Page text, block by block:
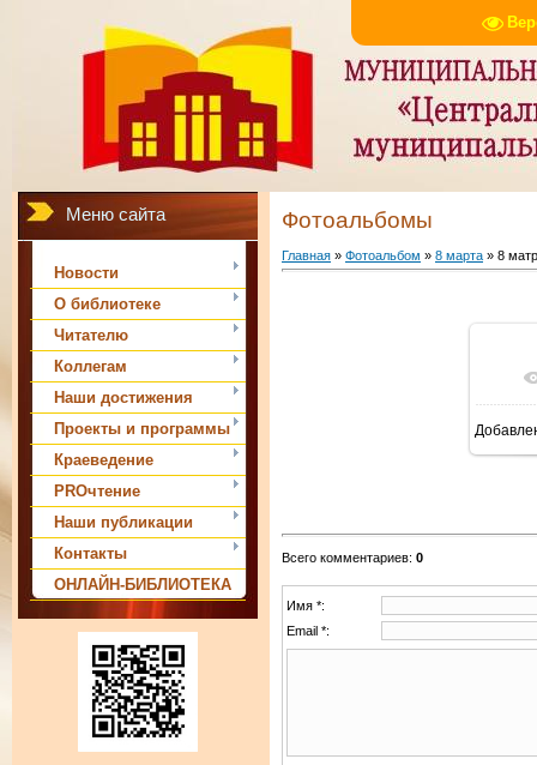
Меню сайта
Новости
О библиотеке
Читателю
Коллегам
Наши достижения
Проекты и программы
Краеведение
PROчтение
Наши публикации
Контакты
ОНЛАЙН-БИБЛИОТЕКА
Фотоальбомы
Главная » Фотоальбом » 8 марта » 8
В
Всего комментариев: 0
Имя *:
Email *: